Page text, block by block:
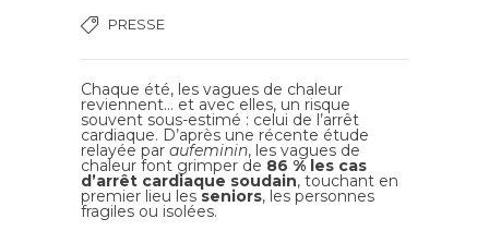
PRESSE
Chaque été, les vagues de chaleur
reviennent… et avec elles, un risque
souvent sous-estimé : celui de l’arrêt
cardiaque. D’après une récente étude
relayée par aufeminin, les vagues de
chaleur font grimper de 86 % les cas
d’arrêt cardiaque soudain, touchant en
premier lieu les seniors, les personnes
fragiles ou isolées.